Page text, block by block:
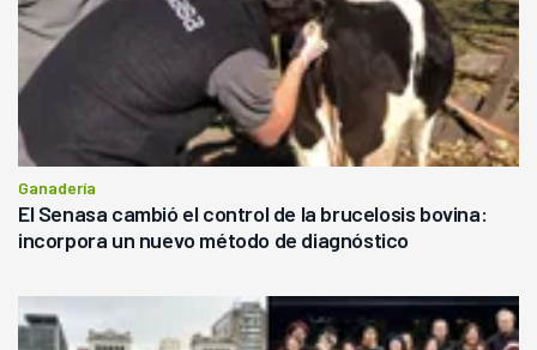
Ganadería
El Senasa cambió el control de la brucelosis bovina:
incorpora un nuevo método de diagnóstico